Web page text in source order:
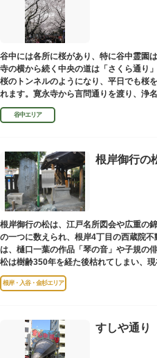
谷中には各所に桜があり、特に谷中霊園
寺の横から続く中央の道は「さくら通り
桜のトンネルのようになり、平日でも桜
れます。寛永寺から言問通りを渡り、浄
100mの桜並木や、霊園内に点在する大木
谷中エリア
根岸御行の
根岸御行の松は、江戸名所図会や広重の
の一つに数えられ、根岸4丁目の西蔵院
は、樋口一葉の作品「琴の音」や子規の
松は樹齢350年を経た後枯れてしまい、
の松になります。
根岸・入谷・金杉エリア
すしや通り